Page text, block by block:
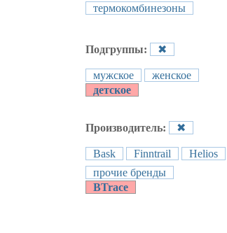
термокомбинезоны
Подгруппы: ✖
мужское
женское
детское
Производитель: ✖
Bask Finntrail
Helios
прочие бренды
BTrace